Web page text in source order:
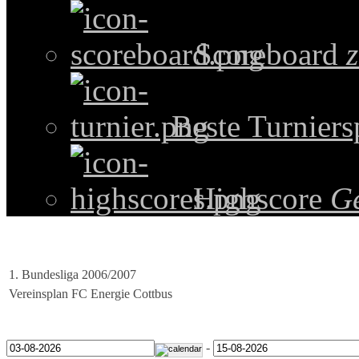
Scoreboard
Beste
Highscore
1. Bundesliga 2006/2007
Vereinsplan FC Energie Cottbus
-